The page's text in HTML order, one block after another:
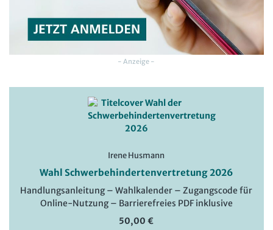
- Anzeige -
Irene Husmann
Wahl Schwerbehindertenvertretung 2026
Handlungsanleitung – Wahlkalender – Zugangscode für
Online-Nutzung – Barrierefreies PDF inklusive
50,00 €